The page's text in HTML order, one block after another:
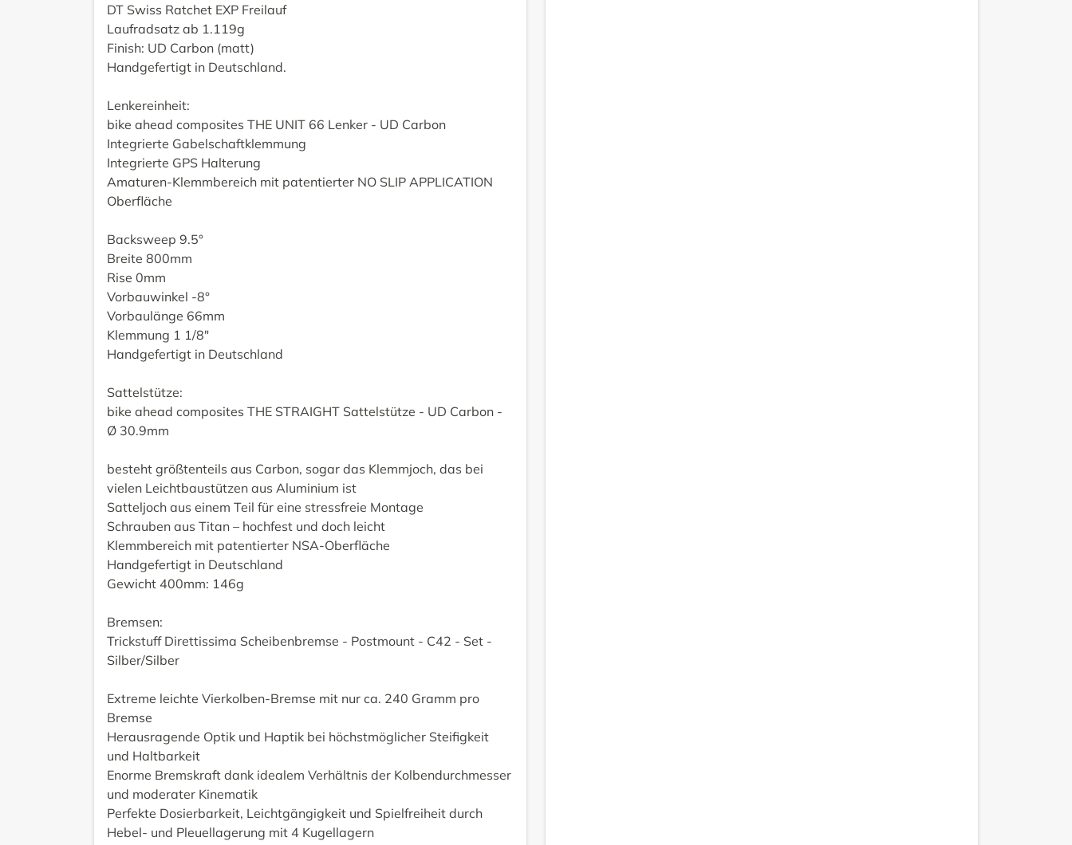
DT Swiss Ratchet EXP Freilauf
Laufradsatz ab 1.119g
Finish: UD Carbon (matt)
Handgefertigt in Deutschland.
Lenkereinheit:
bike ahead composites THE UNIT 66 Lenker - UD Carbon
Integrierte Gabelschaftklemmung
Integrierte GPS Halterung
Amaturen-Klemmbereich mit patentierter NO SLIP APPLICATION
Oberfläche
Backsweep 9.5°
Breite 800mm
Rise 0mm
Vorbauwinkel -8°
Vorbaulänge 66mm
Klemmung 1 1/8"
Handgefertigt in Deutschland
Sattelstütze:
bike ahead composites THE STRAIGHT Sattelstütze - UD Carbon -
Ø 30.9mm
besteht größtenteils aus Carbon, sogar das Klemmjoch, das bei
vielen Leichtbaustützen aus Aluminium ist
Satteljoch aus einem Teil für eine stressfreie Montage
Schrauben aus Titan – hochfest und doch leicht
Klemmbereich mit patentierter NSA-Oberfläche
Handgefertigt in Deutschland
Gewicht 400mm: 146g
Bremsen:
Trickstuff Direttissima Scheibenbremse - Postmount - C42 - Set -
Silber/Silber
Extreme leichte Vierkolben-Bremse mit nur ca. 240 Gramm pro
Bremse
Herausragende Optik und Haptik bei höchstmöglicher Steifigkeit
und Haltbarkeit
Enorme Bremskraft dank idealem Verhältnis der Kolbendurchmesser
und moderater Kinematik
Perfekte Dosierbarkeit, Leichtgängigkeit und Spielfreiheit durch
Hebel- und Pleuellagerung mit 4 Kugellagern